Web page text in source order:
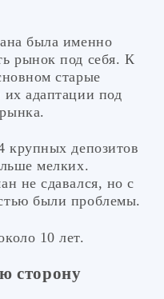
была именно
рынок под себя. К
старые
их адаптации под
крупных депозитов
мелких.
не сдавался, но с
были проблемы.
10 лет.
сторону